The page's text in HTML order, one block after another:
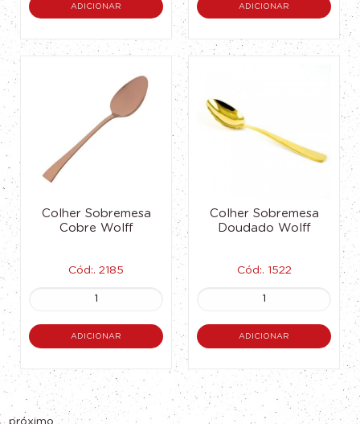
ADICIONAR ADICIONAR
Colher Sobremesa
Cobre Wolff
Cód:. 2185
ADICIONAR
Colher Sobremesa
Doudado Wolff
Cód:. 1522
ADICIONAR
próximo